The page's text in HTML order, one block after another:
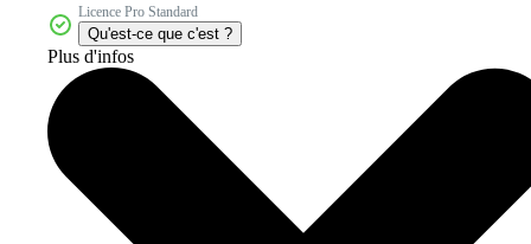
Licence Pro Standard
Qu'est-ce que c'est ?
Plus d'infos